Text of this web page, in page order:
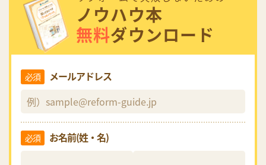
ノウハウ本
無料ダウンロード
必須 メールアドレス
必須 お名前(姓・名)